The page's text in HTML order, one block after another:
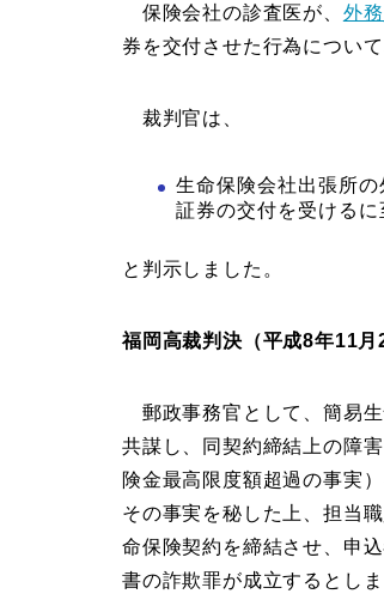
保険会社の診査医が、 外
券を交付させた行為につい
裁判官は、
生命保険会社出張所
証券の交付を受ける
と判示しました。
福岡高裁判決（平成8年11月
郵政事務官として、簡易生
共謀し、同契約締結上の障
険金最高限度額超過の事実
その事実を秘した上、担当
命保険契約を締結させ、申
書の詐欺罪が成立するとしま